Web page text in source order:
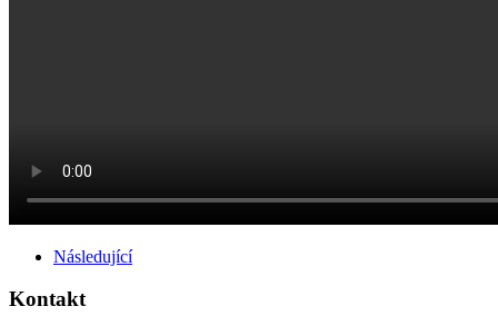
Následující
Kontakt